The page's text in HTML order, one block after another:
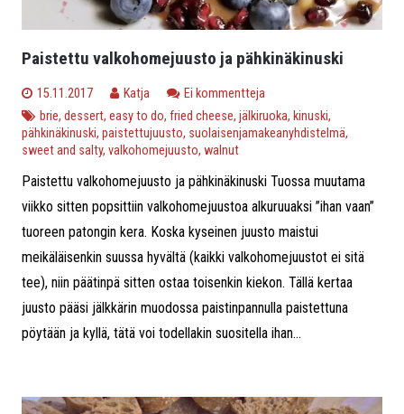
Paistettu valkohomejuusto ja pähkinäkinuski
15.11.2017 Katja
Ei kommentteja
brie, dessert, easy to do, fried cheese, jälkiruoka, kinuski,
pähkinäkinuski, paistettujuusto, suolaisenjamakeanyhdistelmä,
sweet and salty, valkohomejuusto, walnut
Paistettu valkohomejuusto ja pähkinäkinuski Tuossa muutama
viikko sitten popsittiin valkohomejuustoa alkuruuaksi ”ihan vaan”
tuoreen patongin kera. Koska kyseinen juusto maistui
meikäläisenkin suussa hyvältä (kaikki valkohomejuustot ei sitä
tee), niin päätinpä sitten ostaa toisenkin kiekon. Tällä kertaa
juusto pääsi jälkkärin muodossa paistinpannulla paistettuna
pöytään ja kyllä, tätä voi todellakin suositella ihan...